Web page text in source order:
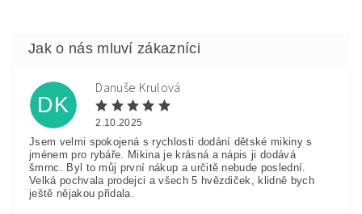
DK
Danuše Krulová
2.10.2025
Jsem velmi spokojená s rychlosti dodání dětské mikiny s
jménem pro rybáře. Mikina je krásná a nápis ji dodává
šmrnc. Byl to můj první nákup a určitě nebude poslední.
Velká pochvala prodejci a všech 5 hvězdiček, klidně bych
ještě nějakou přidala.